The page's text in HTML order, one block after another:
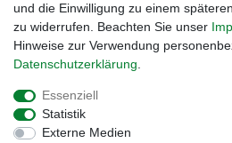
und die Einwilligung zu einem
zu widerrufen. Beachten Sie unser
Hinweise zur Verwendung
Daten­schutz­erklärung
Essenziell
Statistik
Externe Medien